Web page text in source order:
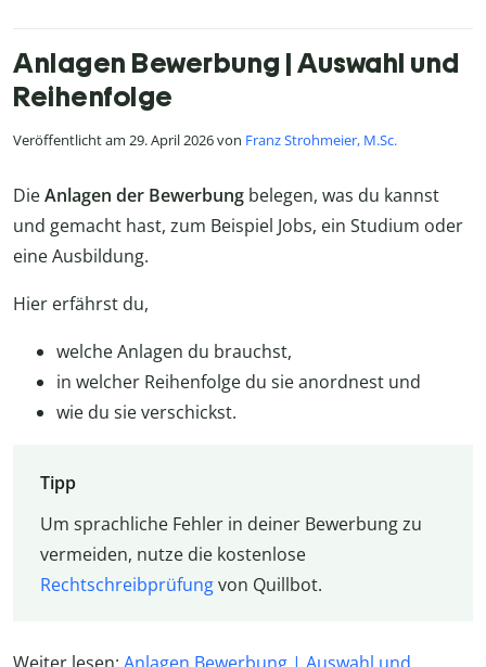
Anlagen Bewerbung | Auswahl und
Reihenfolge
Veröffentlicht am 29. April 2026 von Franz Strohmeier, M.Sc.
DieAnlagen der Bewerbung belegen, was du kannst
und gemacht hast, zum Beispiel Jobs, ein Studium oder
eine Ausbildung.
Hier erfährst du,
welche Anlagen du brauchst,
in welcher Reihenfolge du sie anordnest und
wie du sie verschickst.
Tipp
Um sprachliche Fehler in deiner Bewerbung zu
vermeiden, nutze die kostenlose
Rechtschreibprüfungvon Quillbot.